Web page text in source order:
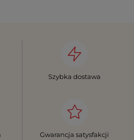
Szybka dostawa
Gwarancja satysfakcji